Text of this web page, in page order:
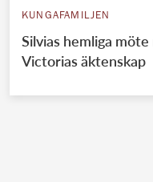
KUNGAFAMILJEN
Silvias hemliga
Victorias äktenskap